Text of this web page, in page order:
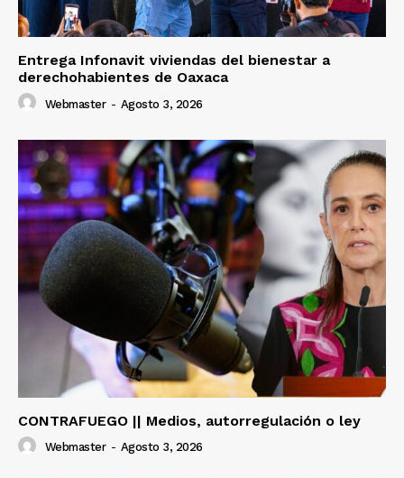
Entrega Infonavit viviendas del bienestar a
derechohabientes de Oaxaca
Webmaster - Agosto 3, 2026
CONTRAFUEGO || Medios, autorregulación o ley
Webmaster - Agosto 3, 2026